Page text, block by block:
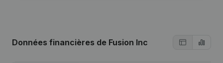
Données financières de Fusion Inc